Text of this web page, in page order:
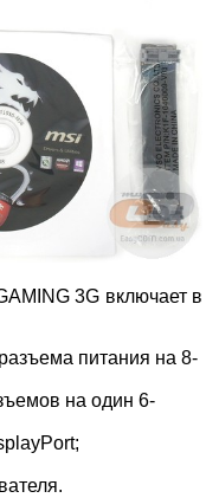
3G включает в
питания на 8-
на один 6-